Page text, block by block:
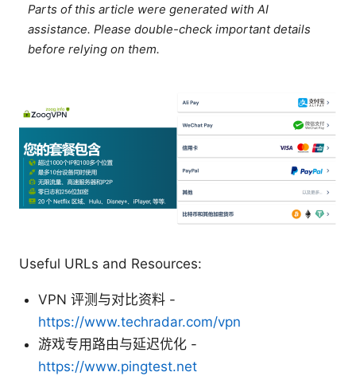
Parts of this article were generated with AI
assistance. Please double-check important details
before relying on them.
Useful URLs and Resources:
VPN 评测与对比资料 -
https://www.techradar.com/vpn
游戏专用路由与延迟优化 -
https://www.pingtest.net